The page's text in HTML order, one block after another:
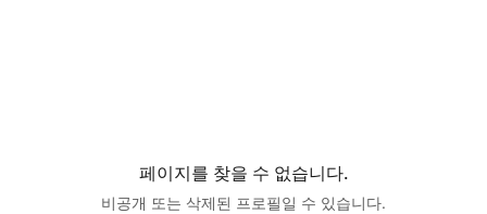
페이지를 찾을 수 없습니다.
비공개 또는 삭제된 프로필일 수 있습니다.